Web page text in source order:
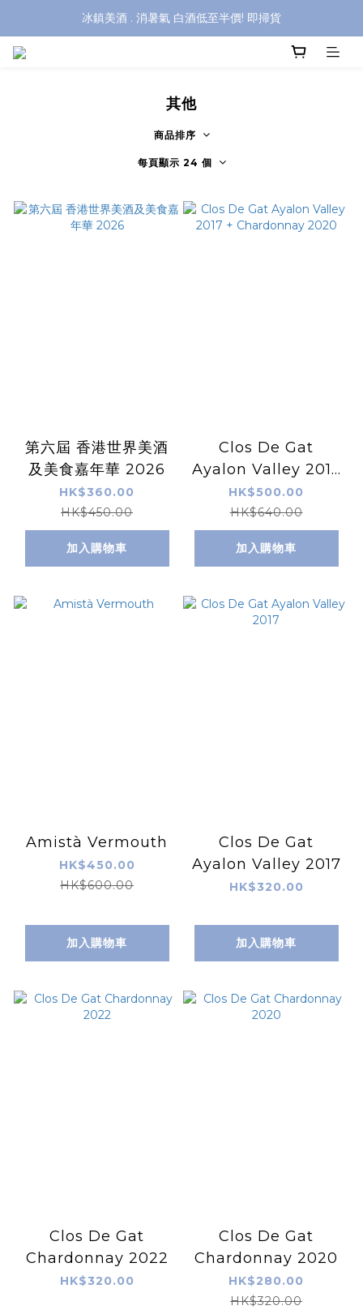
冰鎮美酒 . 消暑氣 白酒低至半價! 即掃貨
其他
商品排序
每頁顯示 24 個
第六屆 香港世界美酒
及美食嘉年華 2026
HK$360.00
HK$450.00
加入購物車
Clos De Gat
Ayalon Valley 2017
+ Chardonnay
2020
HK$500.00
HK$640.00
加入購物車
Amistà Vermouth
HK$450.00
HK$600.00
加入購物車
Clos De Gat
Ayalon Valley 2017
HK$320.00
加入購物車
Clos De Gat
Chardonnay 2022
HK$320.00
Clos De Gat
Chardonnay 2020
HK$280.00
HK$320.00